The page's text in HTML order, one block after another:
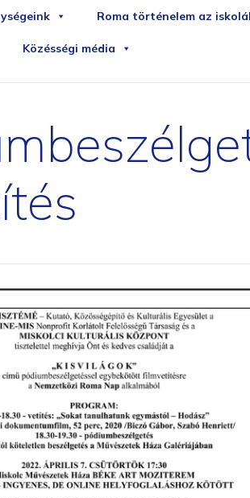
Roma történelem az
Közésségi média